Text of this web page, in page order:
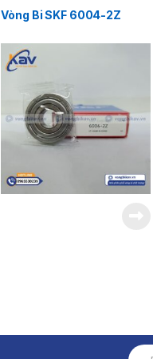
Vòng Bi SKF 6004-2Z